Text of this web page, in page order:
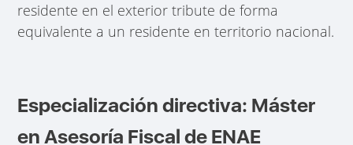
residente en el exterior tribute de forma
equivalente a un residente en territorio nacional.
Especialización directiva: Máster
en Asesoría Fiscal de ENAE